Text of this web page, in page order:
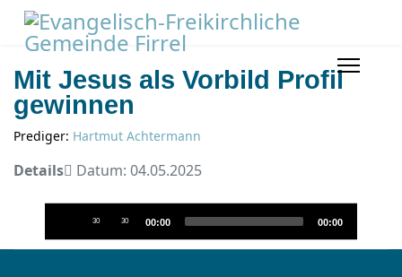
Mit Jesus als Vorbild Profil
gewinnen
Prediger: Hartmut Achtermann
Details Datum: 04.05.2025
Player
30 30 00:00 00:00